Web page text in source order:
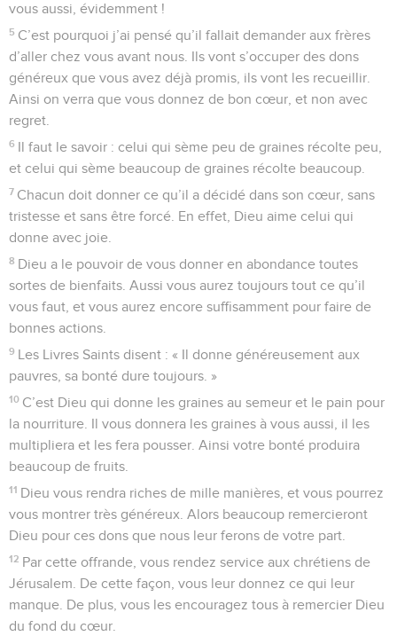
vous aussi, évidemment !
5 C’est pourquoi j’ai pensé qu’il fallait demander aux frères
d’aller chez vous avant nous. Ils vont s’occuper des dons
généreux que vous avez déjà promis, ils vont les recueillir.
Ainsi on verra que vous donnez de bon cœur, et non avec
regret.
6 Il faut le savoir : celui qui sème peu de graines récolte peu,
et celui qui sème beaucoup de graines récolte beaucoup.
7 Chacun doit donner ce qu’il a décidé dans son cœur, sans
tristesse et sans être forcé. En effet, Dieu aime celui qui
donne avec joie.
8 Dieu a le pouvoir de vous donner en abondance toutes
sortes de bienfaits. Aussi vous aurez toujours tout ce qu’il
vous faut, et vous aurez encore suffisamment pour faire de
bonnes actions.
9 Les Livres Saints disent : « Il donne généreusement aux
pauvres, sa bonté dure toujours. »
10 C’est Dieu qui donne les graines au semeur et le pain pour
la nourriture. Il vous donnera les graines à vous aussi, il les
multipliera et les fera pousser. Ainsi votre bonté produira
beaucoup de fruits.
11 Dieu vous rendra riches de mille manières, et vous pourrez
vous montrer très généreux. Alors beaucoup remercieront
Dieu pour ces dons que nous leur ferons de votre part.
12 Par cette offrande, vous rendez service aux chrétiens de
Jérusalem. De cette façon, vous leur donnez ce qui leur
manque. De plus, vous les encouragez tous à remercier Dieu
du fond du cœur.